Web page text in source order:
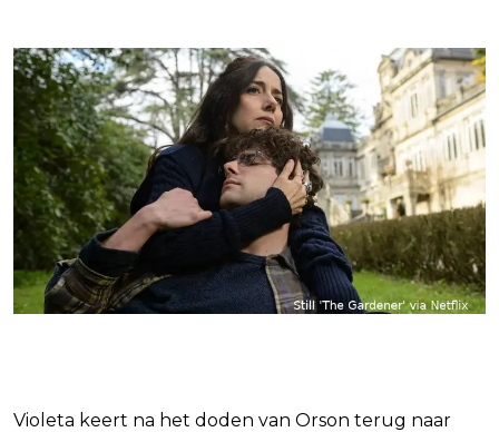
Violeta keert na het doden van Orson terug naar